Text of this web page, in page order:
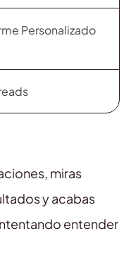
Personalizado
miras
y acabas
entender